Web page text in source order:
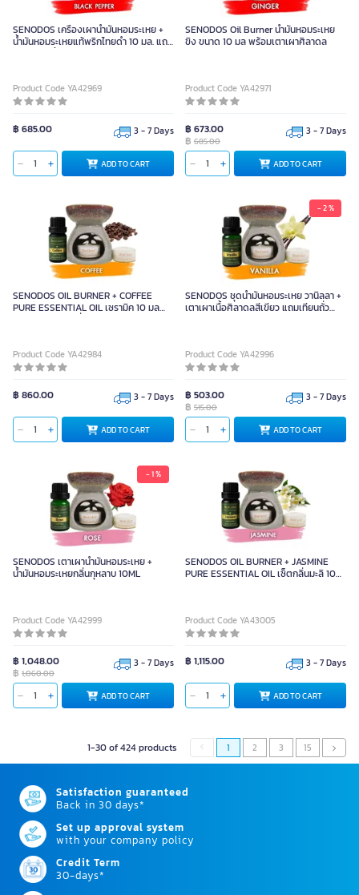
SENODOS เครื่องเผาน้ำมันหอมระเหย +
น้ำมันหอมระเหยแท้พริกไทยดำ 10 มล. แถม
Product Code YA42969
฿ 685.00 3 - 7 Days
ADD TO CART
SENODOS Oil Burner น้ำมันหอมระเหย
ขิง ขนาด 10 มล พร้อมเตาเผาศิลาดล
Product Code YA42971
฿ 673.00
฿ 685.00
3 - 7 Days
ADD TO CART
SENODOS OIL BURNER + COFFEE
PURE ESSENTIAL OIL เซรามิค 10 มล
Product Code YA42984
฿ 860.00 3 - 7 Days
ADD TO CART
- 2 %
SENODOS ชุดน้ำมันหอมระเหย วานิลลา +
เตาเผาเนื้อศิลาดลสีเขียว แถมเทียนถั่ว
Product Code YA42996
฿ 503.00
฿ 515.00
3 - 7 Days
ADD TO CART
- 1 %
SENODOS เตาเผาน้ำมันหอมระเหย +
น้ำมันหอมระเหยกลิ่นกุหลาบ 10ML
Product Code YA42999
฿ 1,048.00
฿ 1,060.00
3 - 7 Days
ADD TO CART
SENODOS OIL BURNER + JASMINE
PURE ESSENTIAL OIL เซ็ตกลิ่นมะลิ 10
Product Code YA43005
฿ 1,115.00 3 - 7 Days
ADD TO CART
1-30 of 424 products 1 2 3 15
Satisfaction guaranteed
Back in 30 days*
Set up approval system
with your company policy
Credit Term
30-days*